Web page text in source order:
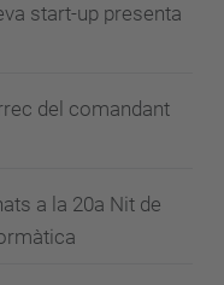
start-up presenta
del comandant
a la 20a Nit de